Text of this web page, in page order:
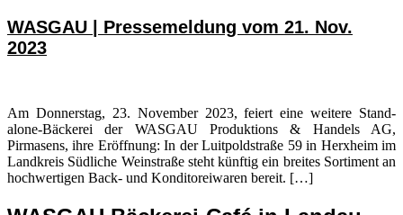
WASGAU | Pressemeldung vom 21. Nov.
2023
Am Donnerstag, 23. November 2023, feiert eine weitere Stand-
alone-Bäckerei der WASGAU Produktions & Handels AG,
Pirmasens, ihre Eröffnung: In der Luitpoldstraße 59 in Herxheim im
Landkreis Südliche Weinstraße steht künftig ein breites Sortiment an
hochwertigen Back- und Konditoreiwaren bereit. […]